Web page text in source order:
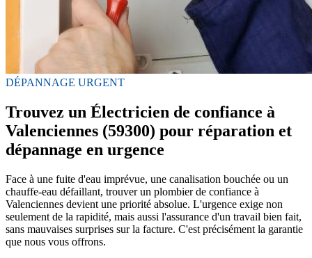
DÉPANNAGE URGENT
Trouvez un Électricien de confiance à
Valenciennes (59300) pour réparation et
dépannage en urgence
Face à une fuite d'eau imprévue, une canalisation bouchée ou un
chauffe-eau défaillant, trouver un plombier de confiance à
Valenciennes devient une priorité absolue. L'urgence exige non
seulement de la rapidité, mais aussi l'assurance d'un travail bien fait,
sans mauvaises surprises sur la facture. C'est précisément la garantie
que nous vous offrons.